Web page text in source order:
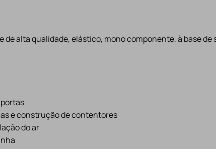
de alta qualidade, elástico, mono componente, à base de
e construção de contentores
do ar